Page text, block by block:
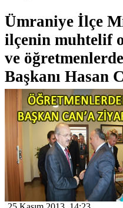
Ümraniye İlçe
ilçenin muhtelif
ve
Başkanı Hasan